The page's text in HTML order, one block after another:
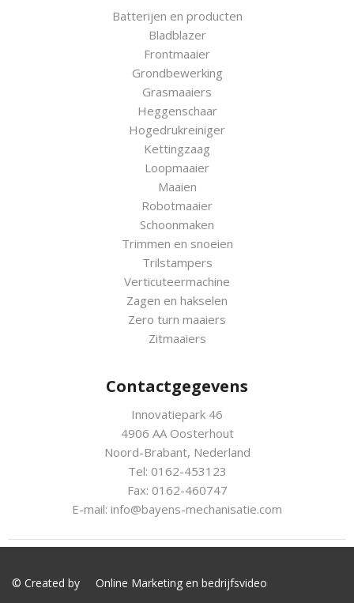
Batterijen en producten
Bladblazer
Frontmaaier
Grondbewerking
Grasmaaiers
Heggenschaar
Hogedrukreiniger
Kettingzaag
Loopmaaier
Maaien
Robotmaaier
Schoonmaken
Trimmen en snoeien
Trilstampers
Verticuteermachine
Zagen en hakselen
Zero turn maaiers
Zitmaaiers
Contactgegevens
Innovatiepark 46
4906 AA Oosterhout
Noord-Brabant, Nederland
Tel: 0162-453123
Fax: 0162-460747
E-mail: info@bayens-mechanisatie.com
© Created by Online Marketing en bedrijfsvideo